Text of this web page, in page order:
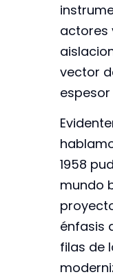
actores
vector
1958
mundo
énfasis
filas de